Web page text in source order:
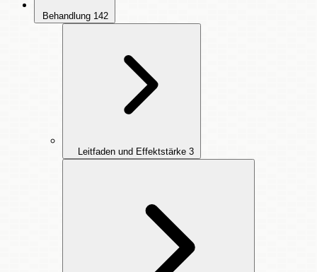
Behandlung 142
Leitfaden und Effektstärke 3